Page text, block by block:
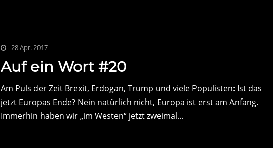
28 Apr. 2017
Auf ein Wort #20
Am Puls der Zeit Brexit, Erdogan, Trump und viele Populisten: Ist das
jetzt Europas Ende? Nein natürlich nicht, Europa ist erst am Anfang.
Immerhin haben wir „im Westen“ jetzt zweimal...